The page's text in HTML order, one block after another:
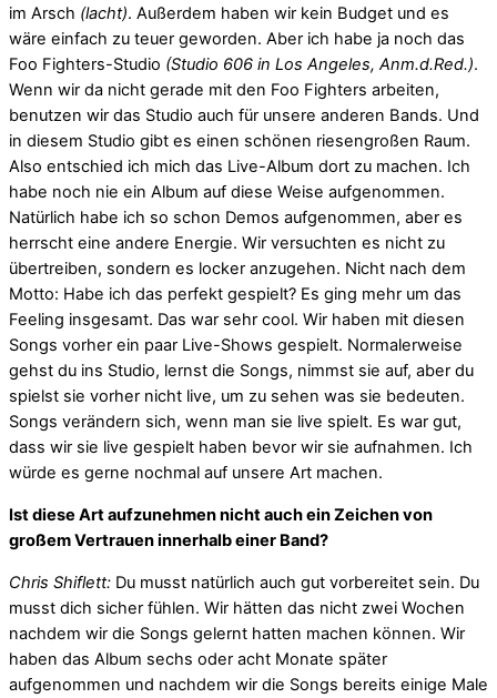
im Arsch (lacht). Außerdem haben wir kein Budget und es
wäre einfach zu teuer geworden. Aber ich habe ja noch das
Foo Fighters-Studio (Studio 606 in Los Angeles, Anm.d.Red.).
Wenn wir da nicht gerade mit den Foo Fighters arbeiten,
benutzen wir das Studio auch für unsere anderen Bands. Und
in diesem Studio gibt es einen schönen riesengroßen Raum.
Also entschied ich mich das Live-Album dort zu machen. Ich
habe noch nie ein Album auf diese Weise aufgenommen.
Natürlich habe ich so schon Demos aufgenommen, aber es
herrscht eine andere Energie. Wir versuchten es nicht zu
übertreiben, sondern es locker anzugehen. Nicht nach dem
Motto: Habe ich das perfekt gespielt? Es ging mehr um das
Feeling insgesamt. Das war sehr cool. Wir haben mit diesen
Songs vorher ein paar Live-Shows gespielt. Normalerweise
gehst du ins Studio, lernst die Songs, nimmst sie auf, aber du
spielst sie vorher nicht live, um zu sehen was sie bedeuten.
Songs verändern sich, wenn man sie live spielt. Es war gut,
dass wir sie live gespielt haben bevor wir sie aufnahmen. Ich
würde es gerne nochmal auf unsere Art machen.
Ist diese Art aufzunehmen nicht auch ein Zeichen von
großem Vertrauen innerhalb einer Band?
Chris Shiflett: Du musst natürlich auch gut vorbereitet sein. Du
musst dich sicher fühlen. Wir hätten das nicht zwei Wochen
nachdem wir die Songs gelernt hatten machen können. Wir
haben das Album sechs oder acht Monate später
aufgenommen und nachdem wir die Songs bereits einige Male